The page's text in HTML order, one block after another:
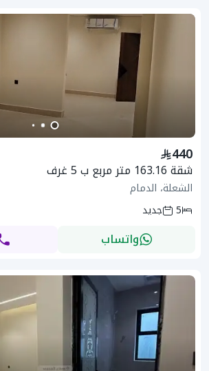
440
شقة 163.16 متر مربع ب 5 غرف
الشعلة، الدمام
5
جديد
واتساب